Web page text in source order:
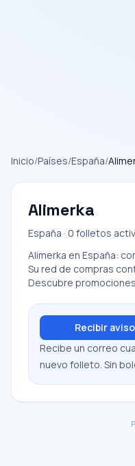
Inicio/Países/España/
Alimerka
España · 0 folletos
Alimerka en España:
Su red de compras
Descubre
Recibir
Recibe un correo
nuevo folleto. Sin